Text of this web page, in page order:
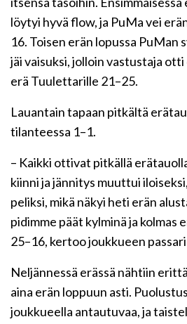
löytyi hyvä flow, ja PuMa vei
16. Toisen erän lopussa
jäi vaisuksi, jolloin vastustaja
erä Tuulettarille 21–25.
Lauantain tapaan pitkältä
tilanteessa 1–1.
– Kaikki ottivat pitkällä
kiinni ja jännitys muuttui
peliksi, mikä näkyi heti erän
pidimme päät kylminä ja kolmas
25–16, kertoo joukkueen passari
Neljännessä erässä nähtiin
aina erän loppuun asti.
joukkueella antautuvaa, ja